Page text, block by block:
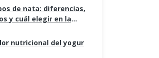
de nata: diferencias,
y cuál elegir en la
nutricional del yogur